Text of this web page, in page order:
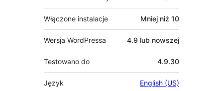
Włączone instalacje Mniej niż 10
Wersja WordPressa 4.9 lub nowszej
Testowano do 4.9.30
Język English (US)